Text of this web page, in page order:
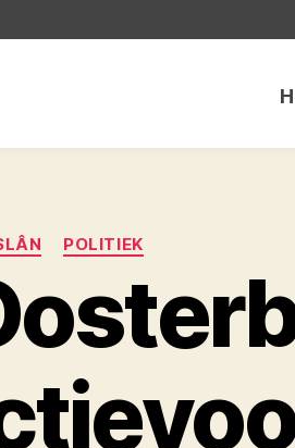
Categorieën
POLITIEK